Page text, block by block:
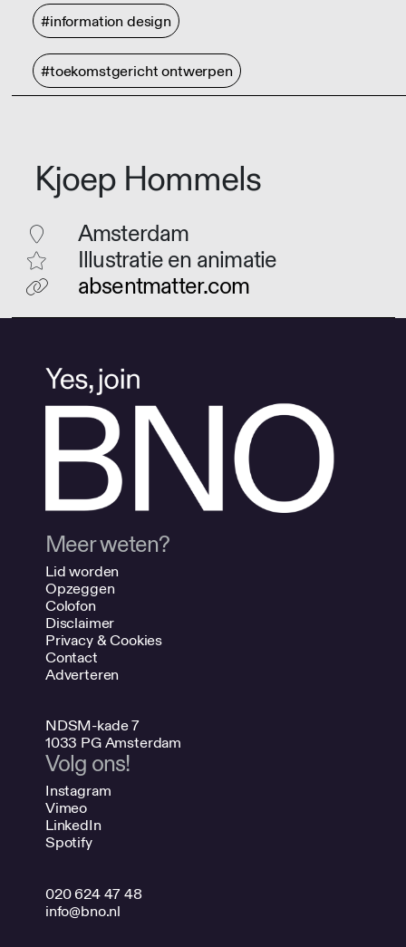
#information design
#toekomstgericht ontwerpen
Kjoep Hommels
Amsterdam
Illustratie en animatie
absentmatter.com
Meer weten?
Lid worden
Opzeggen
Colofon
Disclaimer
Privacy & Cookies
Contact
Adverteren
NDSM-kade 7
1033 PG Amsterdam
Volg ons!
Instagram
Vimeo
LinkedIn
Spotify
020 624 47 48
info@bno.nl